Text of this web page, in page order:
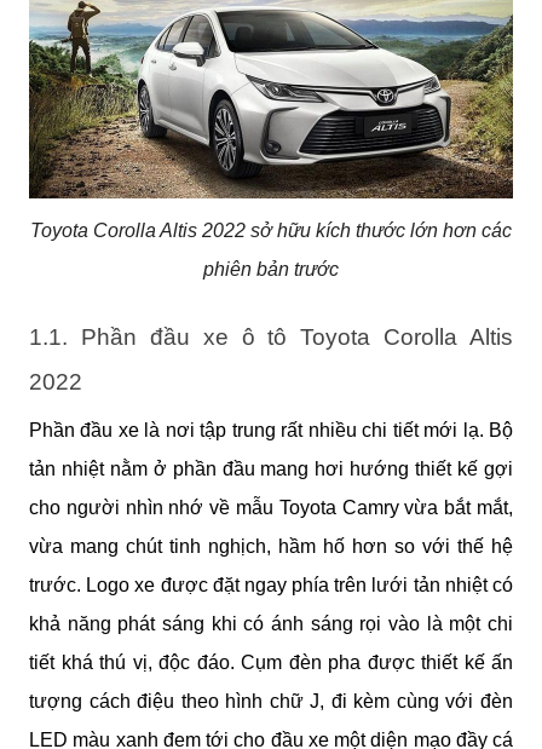
Toyota Corolla Altis 2022 sở hữu kích thước lớn hơn các
phiên bản trước
1.1. Phần đầu xe ô tô Toyota Corolla Altis
2022
Phần đầu xe là nơi tập trung rất nhiều chi tiết mới lạ. Bộ
tản nhiệt nằm ở phần đầu mang hơi hướng thiết kế gợi
cho người nhìn nhớ về mẫu Toyota Camry vừa bắt mắt,
vừa mang chút tinh nghịch, hầm hố hơn so với thế hệ
trước. Logo xe được đặt ngay phía trên lưới tản nhiệt có
khả năng phát sáng khi có ánh sáng rọi vào là một chi
tiết khá thú vị, độc đáo. Cụm đèn pha được thiết kế ấn
tượng cách điệu theo hình chữ J, đi kèm cùng với đèn
LED màu xanh đem tới cho đầu xe một diện mạo đầy cá